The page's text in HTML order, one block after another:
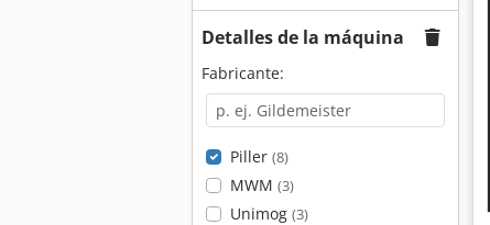
Detalles de la máquina
Fabricante:
Piller (8)
MWM (3)
Unimog (3)